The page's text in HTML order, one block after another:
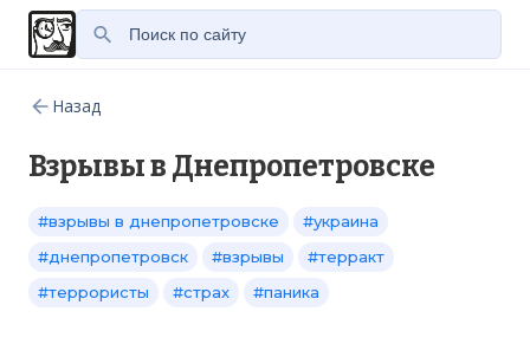
Назад
Взрывы в Днепропетровске
#взрывы в днепропетровске
#украина
#днепропетровск
#взрывы
#терракт
#террористы
#страх #паника